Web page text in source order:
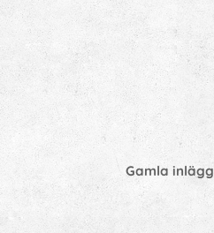
Gamla inlägg